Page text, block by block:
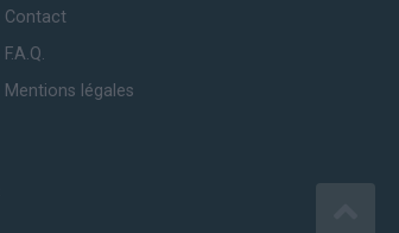
Contact
F.A.Q.
Mentions légales